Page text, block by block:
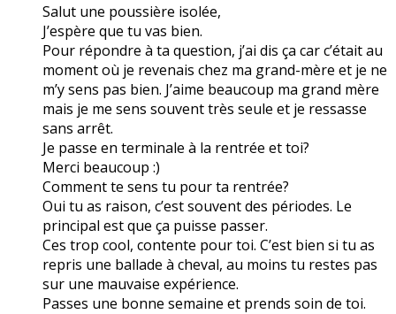
Salut une poussière isolée,
J’espère que tu vas bien.
Pour répondre à ta question, j’ai dis ça car c’était au
moment où je revenais chez ma grand-mère et je ne
m’y sens pas bien. J’aime beaucoup ma grand mère
mais je me sens souvent très seule et je ressasse
sans arrêt.
Je passe en terminale à la rentrée et toi?
Merci beaucoup :)
Comment te sens tu pour ta rentrée?
Oui tu as raison, c’est souvent des périodes. Le
principal est que ça puisse passer.
Ces trop cool, contente pour toi. C’est bien si tu as
repris une ballade à cheval, au moins tu restes pas
sur une mauvaise expérience.
Passes une bonne semaine et prends soin de toi.